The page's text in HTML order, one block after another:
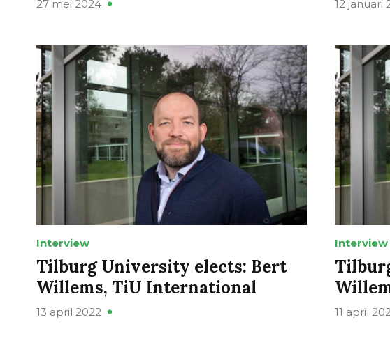
27 mei 2024 12 januari
Interview
Tilburg University elects: Bert
Willems, TiU International
13 april 2022
Interview
11 april